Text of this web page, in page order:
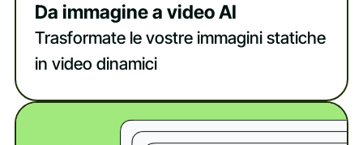
Da immagine a video AI
Trasformate le vostre immagini statiche
in video dinamici